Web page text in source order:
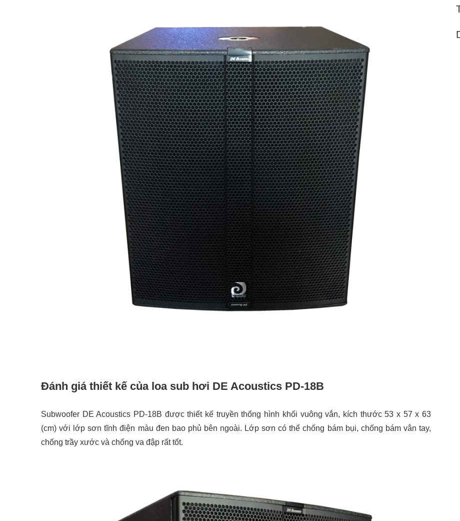
Đánh giá thiết kế của loa sub hơi DE Acoustics PD-18B
Subwoofer DE Acoustics PD-18B được thiết kế truyền thống hình khối vuông vắn, kích thước 53 x 57 x 63
(cm) với lớp sơn tĩnh điện màu đen bao phủ bên ngoài. Lớp sơn có thể chống bám bụi, chống bám vân tay,
chống trầy xước và chống va đập rất tốt.